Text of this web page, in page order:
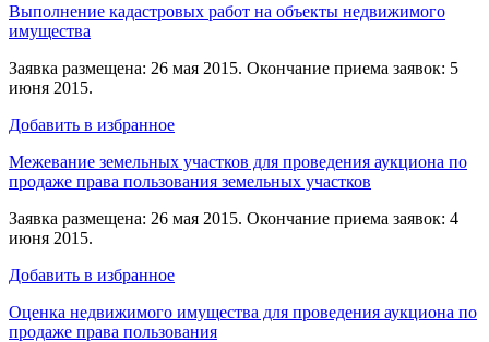
Выполнение кадастровых работ на объекты недвижимого
имущества
Заявка размещена: 26 мая 2015. Окончание приема заявок: 5
июня 2015.
Добавить в избранное
Межевание земельных участков для проведения аукциона по
продаже права пользования земельных участков
Заявка размещена: 26 мая 2015. Окончание приема заявок: 4
июня 2015.
Добавить в избранное
Оценка недвижимого имущества для проведения аукциона по
продаже права пользования